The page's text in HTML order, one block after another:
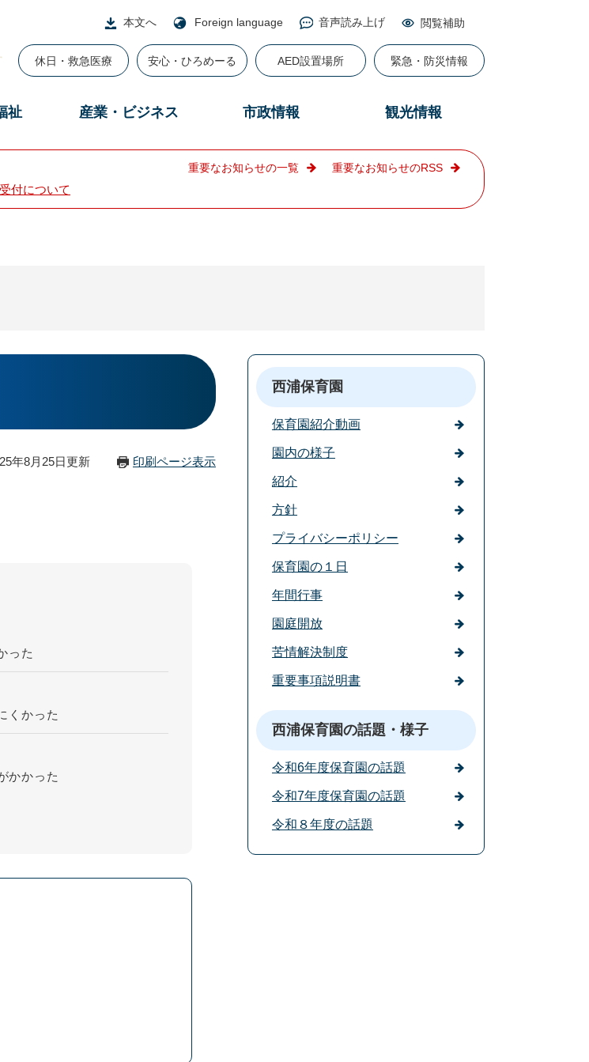
本文へ Foreign language 音声読み上げ 閲覧補助
休日・救急医療 安心・ひろめーる AED設置場所 緊急・防災情報
祉 産業・ビジネス 市政情報 観光情報
付について
重要なお知らせの一覧 重要なお知らせのRSS
年8月25日更新 印刷ページ表示
った
くかった
かかった
西浦保育園
保育園紹介動画
園内の様子
紹介
方針
プライバシーポリシー
保育園の１日
年間行事
園庭開放
苦情解決制度
重要事項説明書
西浦保育園の話題・様子
令和6年度保育園の話題
令和7年度保育園の話題
令和８年度の話題